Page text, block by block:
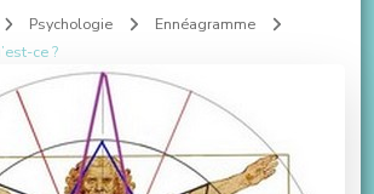
Psychologie
Ennéagramme
ce ?